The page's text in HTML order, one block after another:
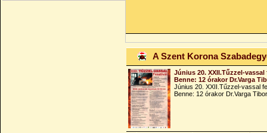
A Szent Korona
Június 20. XXII.Tűzzel-
Benne: 12 órakor Dr.Varga
Június 20. XXII.Tűzzel-vassal
Benne: 12 órakor Dr.Varga Tibor